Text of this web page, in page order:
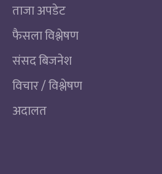
ताजा अपडेट
फैसला विश्लेषण
संसद बिजनेश
विचार / विश्लेषण
अदालत